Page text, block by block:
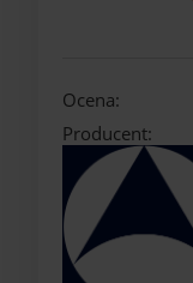
Ocena:
Producent: